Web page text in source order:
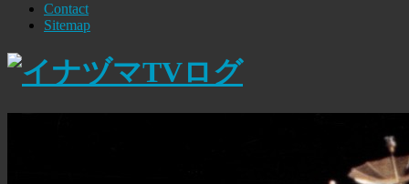
Contact
Sitemap